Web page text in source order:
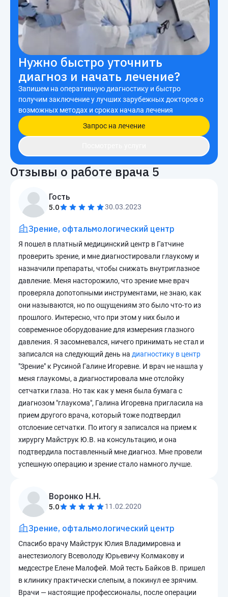
Нужно быстро уточнить
диагноз и начать лечение?
Запишем на оперативную диагностику и быстро
получим заключение у лучших зарубежных докторов о
возможных методах и сроках начала лечения
Запрос на лечение
Отзывы о работе врача 5
Гость
5.0 30.03.2023
Зрение, офтальмологический центр
Я пошел в платный медицинский центр в Гатчине
проверить зрение, и мне диагностировали глаукому и
назначили препараты, чтобы снижать внутриглазное
давление. Меня насторожило, что зрение мне врач
проверяла допотопными инструментами, не знаю, как
они называются, но по ощущениям это было что-то из
прошлого. Интересно, что при этом у них было и
современное оборудование для измерения глазного
давления. Я засомневался, ничего принимать не стал и
записался на следующий день на диагностику в центр
"Зрение" к Русиной Галине Игоревне. И врач не нашла у
меня глаукомы, а диагностировала мне отслойку
сетчатки глаза. Но так как у меня была бумага с
диагнозом "глаукома", Галина Игоревна пригласила на
прием другого врача, который тоже подтвердил
отслоение сетчатки. По итогу я записался на прием к
хирургу Майструк Ю.В. на консультацию, и она
подтвердила поставленный мне диагноз. Мне провели
успешную операцию и зрение стало намного лучше.
Воронко Н.Н.
5.0 11.02.2020
Зрение, офтальмологический центр
Спасибо врачу Майструк Юлия Владимировна и
анестезиологу Всеволоду Юрьевичу Колмакову и
медсестре Елене Малофей. Мой тесть Байков В. пришел
в клинику практически слепым, а покинул ее зрячим.
Врачи — настоящие профессионалы, после операции